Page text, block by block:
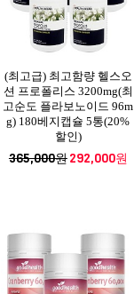
(최고급) 최고함량 헬스오
션 프로폴리스 3200mg(최
고순도 플라보노이드 96m
g) 180베지캡슐 5통(20%
할인)
365,000원292,000원